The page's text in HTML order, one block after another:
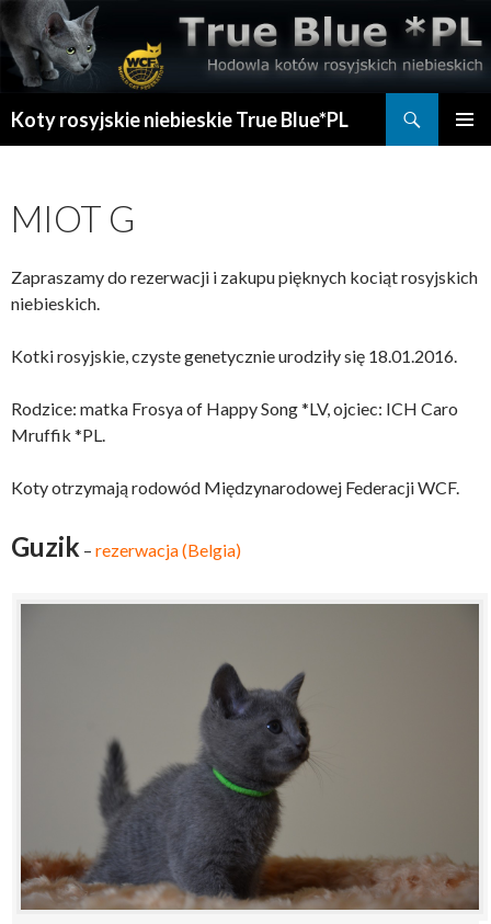
Koty rosyjskie niebieskie True Blue*PL
MIOT G
Zapraszamy do rezerwacji i zakupu pięknych kociąt rosyjskich
niebieskich.
Kotki rosyjskie, czyste genetycznie urodziły się 18.01.2016.
Rodzice: matka Frosya of Happy Song *LV, ojciec: ICH Caro
Mruffik *PL.
Koty otrzymają rodowód Międzynarodowej Federacji WCF.
Guzik – rezerwacja (Belgia)